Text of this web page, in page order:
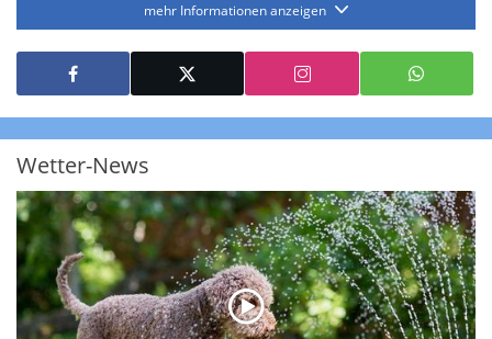
die Niederschlagsintensität. Diese bezieht sich laut offiziellen Richtlinien
jeweils auf die Niederschlagsmenge in l/m² pro Stunde Regen- bzw.
Schneefall. Die 6 Stufen sind wie folgt gegliedert: Die hellen Blautöne
symbolisieren leichte bis mäßige Regen- bzw. Schneefälle mit einer
Intensität bis 8.1 l/m² pro Stunde. Dunkelblau repräsentiert mäßige bis
starke Niederschläge bis 35 l/m² pro Stunde. Hier können bereits Gewitter
auftreten. Extreme bzw. unwetterartige Niederschlagsereignisse mit
über 150 l/m² pro Stunde an. Solche
Neben der Niederschlagsintensität kann auch die Zuggeschwindigkeit der
Niederschlagsgebiete und damit die Niederschlagsdauer abgeschätzt
werden. Neben der 5-minütigen Radaraufzeichnung gibt es eine
Niederschlagsprognosefür die nächsten 2 Stunden. So sehen Sie genau,
wann und wo in Deutschland mit Regen oder Schneefall zu rechnen ist bzw.
kennen zu jeder Zeit den genauen Verlauf einer Niederschlagsfront.
mehr Informationen anzeigen
Wetter-News